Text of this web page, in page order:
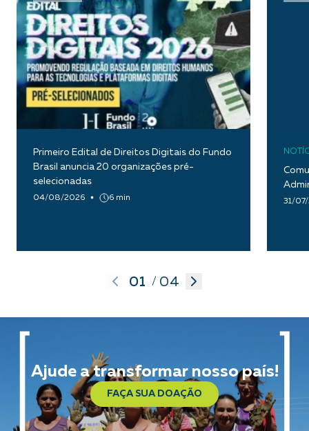
Primeiro Edital de Direitos Digitais do Fundo
Brasil anuncia 20 organizações pré-
selecionadas
04/08/2026 6 min 31/
01 / 04
Ajude a transformar nosso país!
FAÇA SUA DOAÇÃO